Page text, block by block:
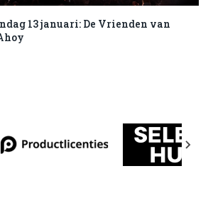
13 januari: De Vrienden van